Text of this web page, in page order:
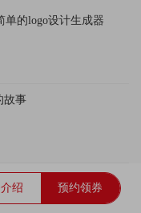
单的logo设计生成器
故事
理念介绍
绍 预约领券